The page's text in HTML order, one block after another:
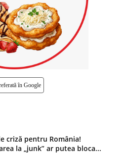
în Google
criză pentru România!
la „junk” ar putea bloca...